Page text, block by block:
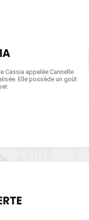
Cassia appelée Cannelle
Elle possède un goût